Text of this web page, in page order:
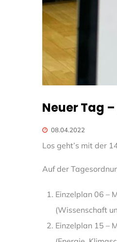
Neuer Tag
08.04.2022
Los geht’s mit der
Auf der
Einzelplan 06 –
(Wissenschaft
Einzelplan 15 –